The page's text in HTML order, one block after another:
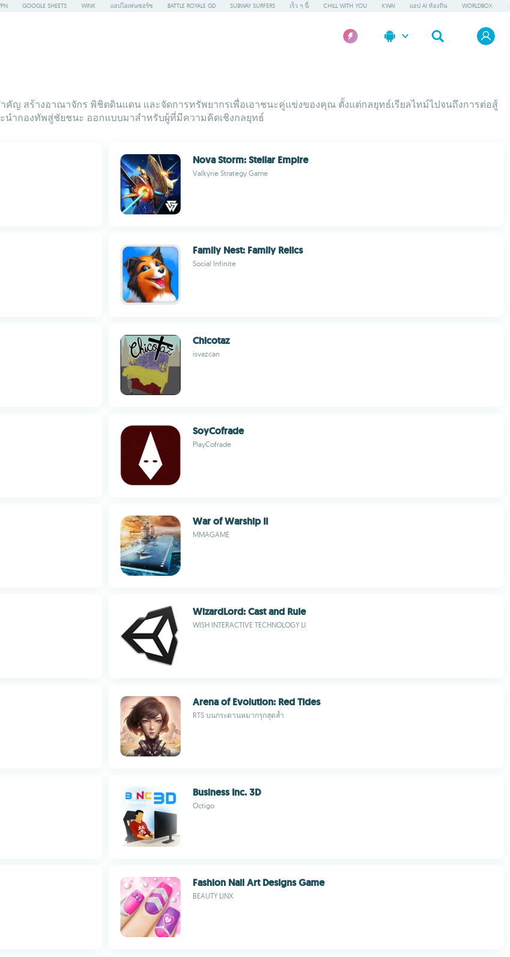
GOOGLE SHEETS WINK แอปโอเพ่นซอร์ซ BATTLE ROYALE GD SUBWAY SURFERS เร็ว ๆ นี้ CHILL WITH YOU KWAI แอป AI ท้องถิ่น WORLDBOX
สร้างอาณาจักร พิชิตดินแดน และจัดการทรัพยากรเพื่อเอาชนะคู่แข่งของคุณ ตั้งแต่กลยุทธ์เรียลไทม์ไปจนถึงการต่อสู้
นำกองทัพสู่ชัยชนะ ออกแบบมาสำหรับผู้ที่มีความคิดเชิงกลยุทธ์
Nova Storm: Stellar Empire
Valkyrie Strategy Game
Family Nest: Family Relics
Social Infinite
Chicotaz
isvazcan
SoyCofrade
PlayCofrade
War of Warship II
MMAGAME
WizardLord: Cast and Rule
WISH INTERACTIVE TECHNOLOGY LI
Arena of Evolution: Red Tides
RTS บนกระดานหมากรุกสุดล้ำ
Business Inc. 3D
Octigo
Fashion Nail Art Designs Game
BEAUTY LINX